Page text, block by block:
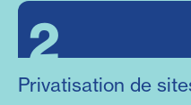
2
Privatisation de